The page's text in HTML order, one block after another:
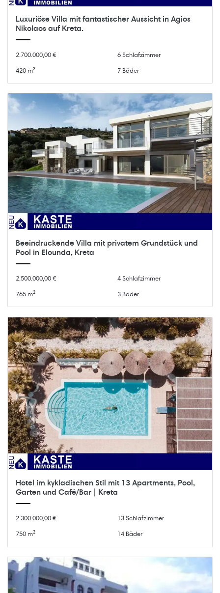
Luxuriöse Villa mit fantastischer Aussicht in Agios
Nikolaos auf Kreta.
2.700.000,00 €
420 m²
6 Schlafzimmer
7 Bäder
Beeindruckende Villa mit privatem Grundstück und
Pool in Elounda, Kreta
2.500.000,00 €
765 m²
4 Schlafzimmer
3 Bäder
Hotel im kykladischen Stil mit 13 Apartments, Pool,
Garten und Café/Bar | Kreta
2.300.000,00 €
750 m²
13 Schlafzimmer
14 Bäder